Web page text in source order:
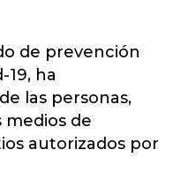
de prevención
19, ha
las personas,
medios de
autorizados por